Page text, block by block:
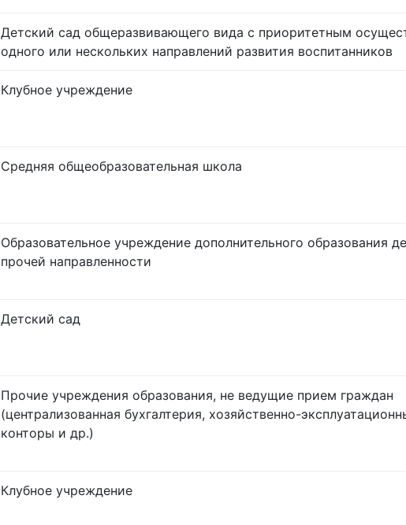
Детский сад общеразвивающего вида с приоритетным
одного или нескольких направлений развития воспитанников
Клубное учреждение
Средняя общеобразовательная школа
Образовательное учреждение дополнительного образования
прочей направленности
Детский сад
Прочие учреждения образования, не ведущие прием граждан
(централизованная бухгалтерия, хозяйственно-
конторы и др.)
Клубное учреждение